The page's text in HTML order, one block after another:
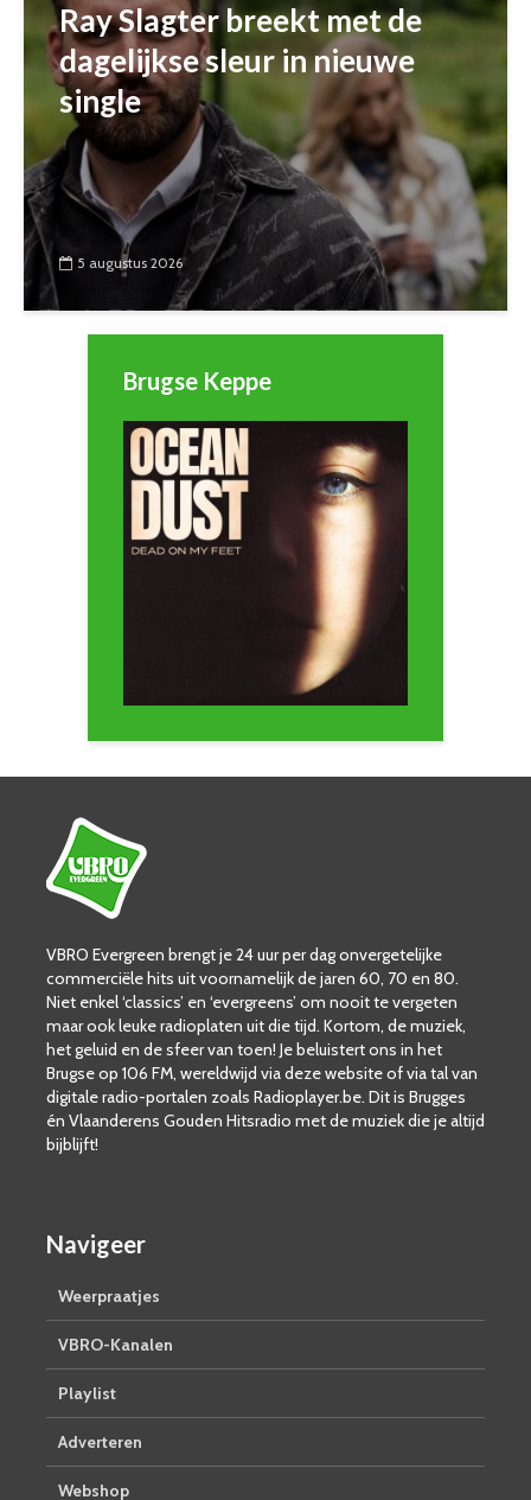
Ray Slagter breekt met de
dagelijkse sleur in nieuwe
single
5 augustus 2026
Brugse Keppe
VBRO Evergreen brengt je 24 uur per dag onvergetelijke
commerciële hits uit voornamelijk de jaren 60, 70 en 80.
Niet enkel ‘classics’ en ‘evergreens’ om nooit te vergeten
maar ook leuke radioplaten uit die tijd. Kortom, de muziek,
het geluid en de sfeer van toen! Je beluistert ons in het
Brugse op 106 FM, wereldwijd via deze website of via tal van
digitale radio-portalen zoals Radioplayer.be. Dit is Brugges
én Vlaanderens Gouden Hitsradio met de muziek die je altijd
bijblijft!
Navigeer
Weerpraatjes
VBRO-Kanalen
Playlist
Adverteren
Webshop